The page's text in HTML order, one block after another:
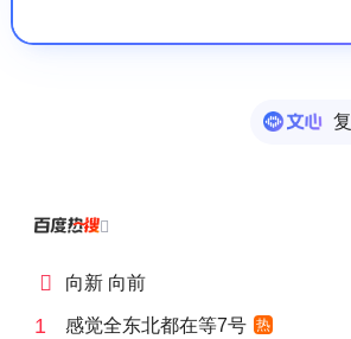

 向新 向前
1 感觉全东北都在等7号 热